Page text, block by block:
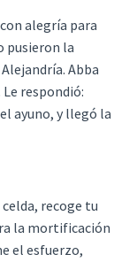
alegría para
pusieron la
Abba
Le respondió:
ayuno, y llegó la
celda, recoge tu
la mortificación
el esfuerzo,